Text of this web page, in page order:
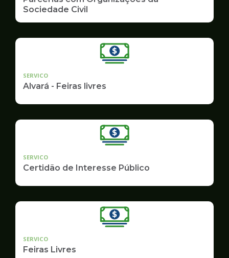
Sociedade Civil
SERVICO
Alvará - Feiras livres
SERVICO
Certidão de Interesse Público
SERVICO
Feiras Livres